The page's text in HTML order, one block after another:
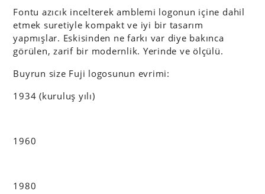
Fontu azıcık incelterek amblemi logonun içine dahil
etmek suretiyle kompakt ve iyi bir tasarım
yapmışlar. Eskisinden ne farkı var diye bakınca
görülen, zarif bir modernlik. Yerinde ve ölçülü.
Buyrun size Fuji logosunun evrimi:
1934 (kuruluş yılı)
1960
1980